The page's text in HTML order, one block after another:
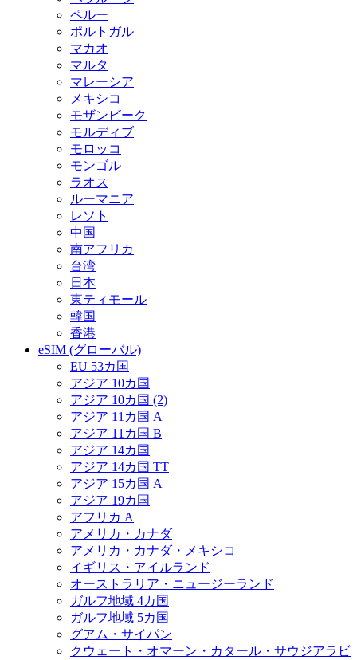
ペルー
ポルトガル
マカオ
マルタ
マレーシア
メキシコ
モザンビーク
モルディブ
モロッコ
モンゴル
ラオス
ルーマニア
レソト
中国
南アフリカ
台湾
日本
東ティモール
韓国
香港
eSIM (グローバル)
EU 53カ国
アジア 10カ国
アジア 10カ国 (2)
アジア 11カ国 A
アジア 11カ国 B
アジア 14カ国
アジア 14カ国 TT
アジア 15カ国 A
アジア 19カ国
アフリカ A
アメリカ・カナダ
アメリカ・カナダ・メキシコ
イギリス・アイルランド
オーストラリア・ニュージーランド
ガルフ地域 4カ国
ガルフ地域 5カ国
グアム・サイパン
クウェート・オマーン・カタール・サウジアラビ